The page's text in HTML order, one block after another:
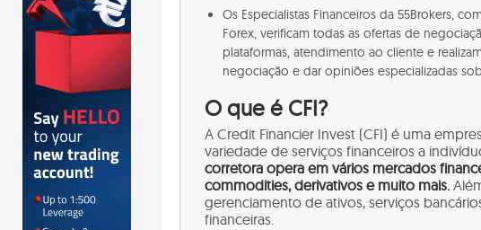
Os Especialistas Financeiros da 55Brokers,
Forex, verificam todas as ofertas de
plataformas, atendimento ao cliente e
negociação e dar opiniões especializadas
O que é CFI?
A Credit Financier Invest (CFI) é uma
variedade de serviços financeiros a
corretora opera em vários mercados
commodities, derivativos e muito mais.
gerenciamento de ativos, serviços
financeiras.